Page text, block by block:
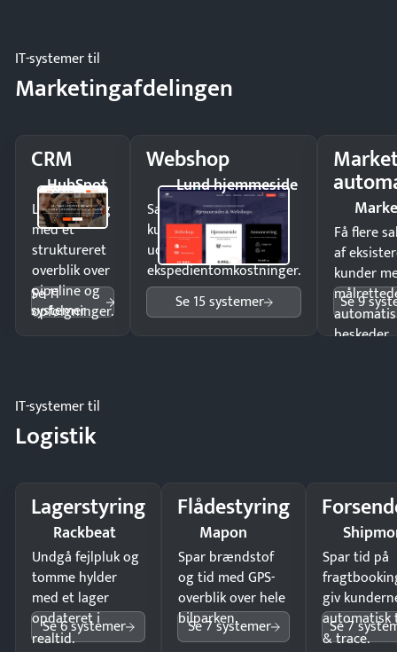
IT-systemer til
Marketingafdelingen
CRM
HubSpot
Luk flere salg
med et
struktureret
overblik over
pipeline og
opfølgninger.
Se 11
systemer
Webshop
Lund hjemmeside
Sælg produkter 24/7 til
kunder i hele landet
uden
ekspedientomkostninger.
Se 15 systemer
Få flere
af
kunder
beskeder.
Se 9
IT-systemer til
Logistik
Lagerstyring
Rackbeat
Undgå fejlpluk og
tomme hylder
med et lager
opdateret i
realtid.
Se 6 systemer
Flådestyring
Mapon
Spar brændstof
og tid med GPS-
overblik over hele
bilparken.
Se 7 systemer
Spar tid på
giv
automatisk
& trace.
Se 7